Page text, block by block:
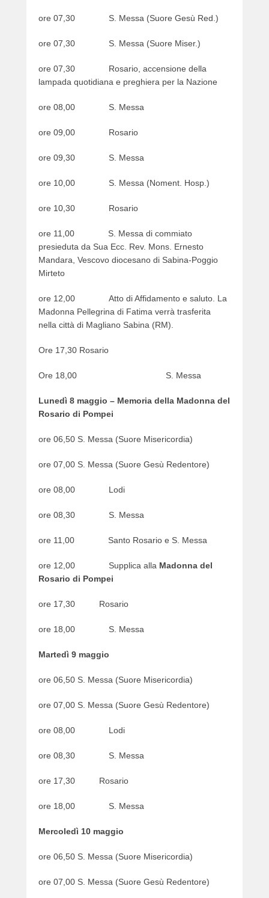
ore 07,30 S. Messa (Suore Gesù Red.)
ore 07,30 S. Messa (Suore Miser.)
ore 07,30 Rosario, accensione della
lampada quotidiana e preghiera per la Nazione
ore 08,00 S. Messa
ore 09,00 Rosario
ore 09,30 S. Messa
ore 10,00 S. Messa (Noment. Hosp.)
ore 10,30 Rosario
ore 11,00 S. Messa di commiato
presieduta da Sua Ecc. Rev. Mons. Ernesto
Mandara, Vescovo diocesano di Sabina-Poggio
Mirteto
ore 12,00 Atto di Affidamento e saluto. La
Madonna Pellegrina di Fatima verrà trasferita
nella città di Magliano Sabina (RM).
Ore 17,30 Rosario
Ore 18,00 S. Messa
Lunedì 8 maggio – Memoria della Madonna del
Rosario di Pompei
ore 06,50 S. Messa (Suore Misericordia)
ore 07,00 S. Messa (Suore Gesù Redentore)
ore 08,00 Lodi
ore 08,30 S. Messa
ore 11,00 Santo Rosario e S. Messa
ore 12,00 Supplica alla Madonna del
Rosario di Pompei
ore 17,30 Rosario
ore 18,00 S. Messa
Martedì 9 maggio
ore 06,50 S. Messa (Suore Misericordia)
ore 07,00 S. Messa (Suore Gesù Redentore)
ore 08,00 Lodi
ore 08,30 S. Messa
ore 17,30 Rosario
ore 18,00 S. Messa
Mercoledì 10 maggio
ore 06,50 S. Messa (Suore Misericordia)
ore 07,00 S. Messa (Suore Gesù Redentore)